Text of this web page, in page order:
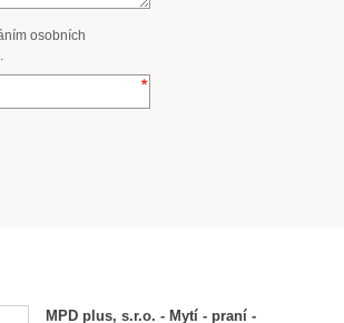
osobních
MPD plus, s.r.o. - Mytí - praní -